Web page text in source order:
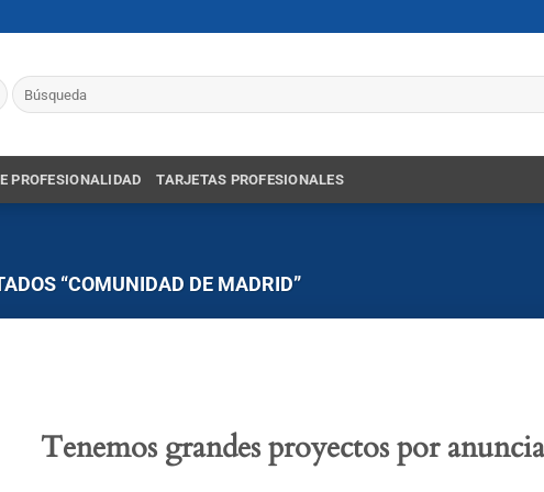
Buscar
por:
PROFESIONALIDAD TARJETAS PROFESIONALES
“COMUNIDAD DE MADRID”
Tenemos grandes proyectos por